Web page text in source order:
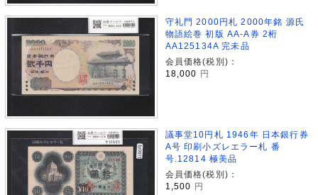
守礼門 2000円札 2000年銘 源氏
物語絵巻 初版 AA-A券 2桁
AA125134A 完未品
会員価格(税別)：
18,000 円
議事堂10円札 1946年 日本銀行券
A号 印刷小ズレエラー札 番
号.12814 極美品
会員価格(税別)：
1,500
円